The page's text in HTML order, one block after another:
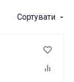
Сортувати